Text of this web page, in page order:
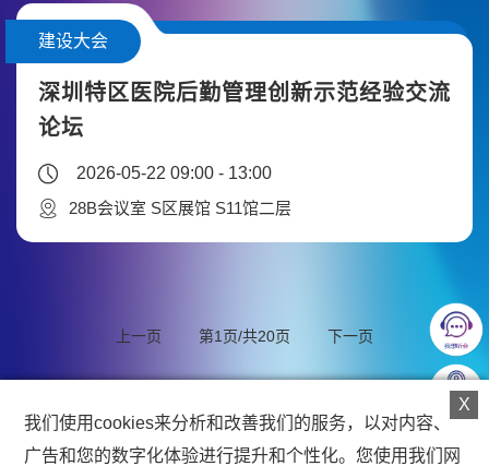
建设大会
深圳特区医院后勤管理创新示范经验交流
论坛
2026-05-22 09:00 - 13:00
28B会议室 S区展馆 S11馆二层
上一页 第1 页/共20页 下一页
X
我们使用cookies来分析和改善我们的服务，以对内容、
广告和您的数字化体验进行提升和个性化。您使用我们网